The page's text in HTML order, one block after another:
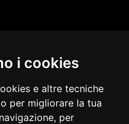
i cookies
e altre tecniche
per migliorare la tua
per
riservati
Fiscale, Iscrizione
02431160304